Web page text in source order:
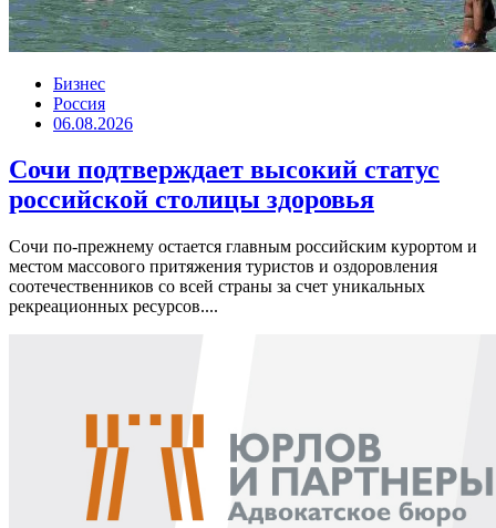
Бизнес
Россия
06.08.2026
Сочи подтверждает высокий статус
российской столицы здоровья
Сочи по-прежнему остается главным российским курортом и
местом массового притяжения туристов и оздоровления
соотечественников со всей страны за счет уникальных
рекреационных ресурсов....